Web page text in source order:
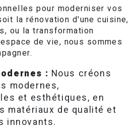
pour moderniser vos
la rénovation d'une cuisine,
ou la transformation
de vie, nous sommes
: Nous créons
modernes,
et esthétiques, en
matériaux de qualité et
innovants.